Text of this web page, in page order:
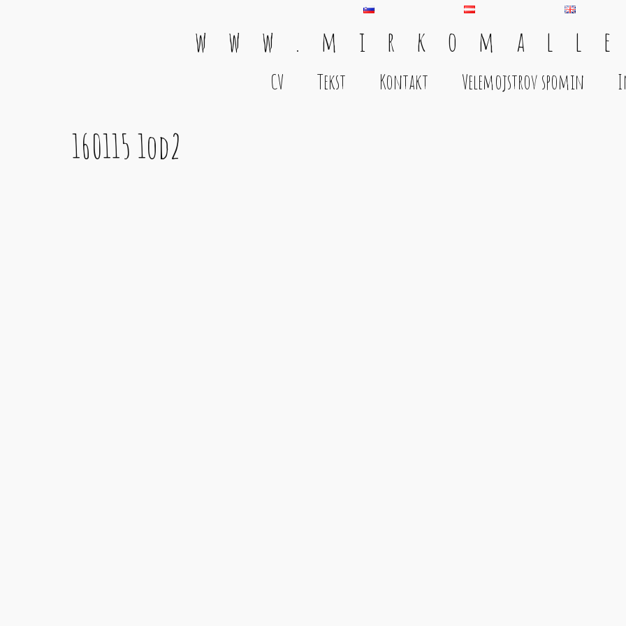
w w w . m i r k o m a l l e
CV Tekst Kontakt Velemojstrov spomin
160115 1od2